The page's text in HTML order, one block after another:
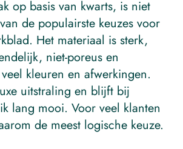
op basis van kwarts, is niet
de populairste keuzes voor
Het materiaal is sterk,
niet-poreus en
kleuren en afwerkingen.
uitstraling en blijft bij
lang mooi. Voor veel klanten
de meest logische keuze.